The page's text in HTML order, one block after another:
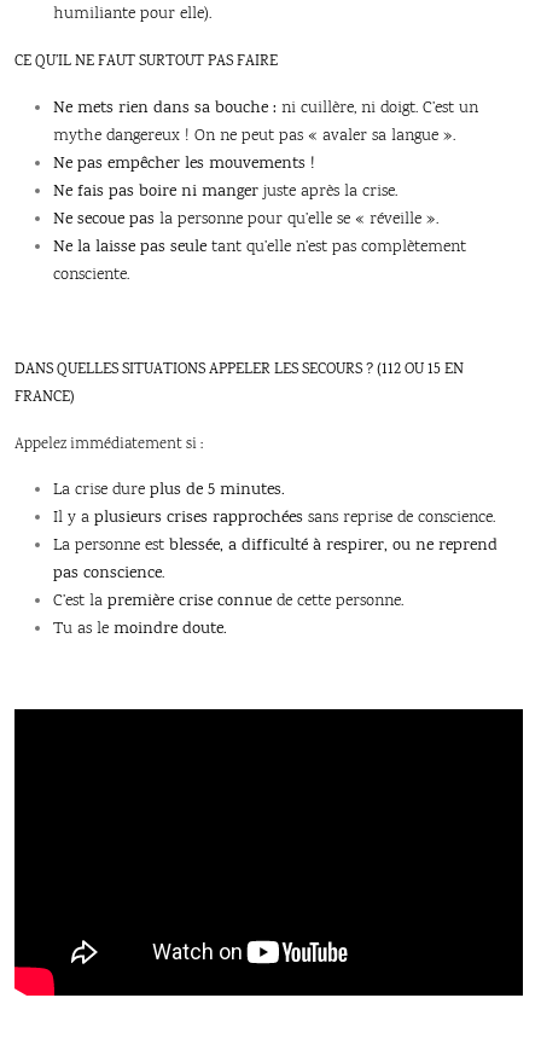
humiliante pour elle).
CE QU’IL NE FAUT SURTOUT PAS FAIRE
Ne mets rien dans sa bouche : ni cuillère, ni doigt. C’est un
mythe dangereux ! On ne peut pas « avaler sa langue ».
Ne pas empêcher les mouvements !
Ne fais pas boire ni mangerjuste après la crise.
Ne secoue pas la personne pour qu’elle se « réveille ».
Ne la laisse pas seule tant qu’elle n’est pas complètement
consciente.
DANS QUELLES SITUATIONS APPELER LES SECOURS ? (112 OU 15 EN
FRANCE)
Appelez immédiatement si :
La crise dure plus de 5 minutes.
Il y a plusieurs crises rapprochées sans reprise de conscience.
La personne est blessée, a difficulté à respirer, ou ne reprend
pas conscience.
C’est la première crise connue de cette personne.
Tu as le moindre doute.